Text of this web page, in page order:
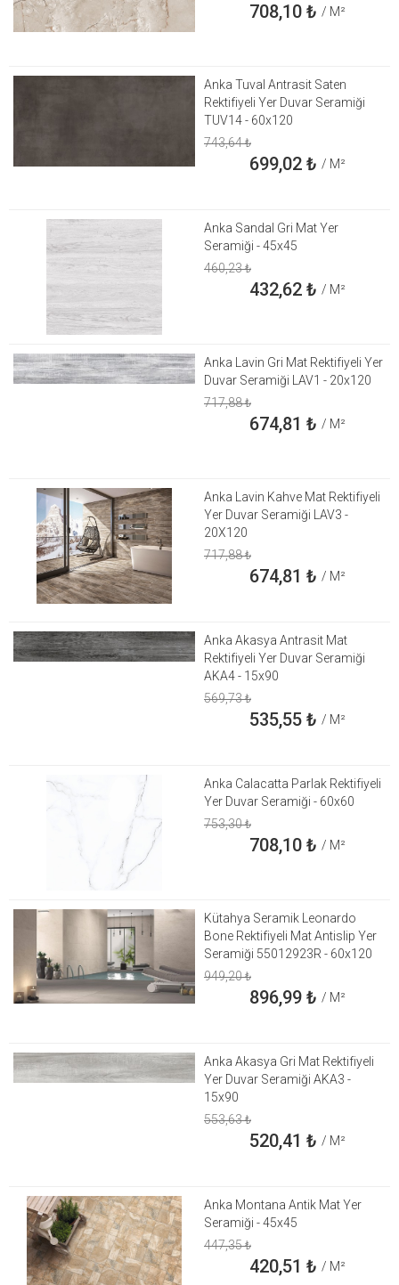
708,10₺ / M²
Anka Tuval Antrasit Saten
Rektifiyeli Yer Duvar Seramiği
TUV14 - 60x120
743,64₺
699,02₺ / M²
Anka Sandal Gri Mat Yer
Seramiği - 45x45
460,23₺
432,62₺ / M²
Anka Lavin Gri Mat Rektifiyeli Yer
Duvar Seramiği LAV1 - 20x120
717,88₺
674,81 ₺ / M²
Anka Lavin Kahve Mat Rektifiyeli
Yer Duvar Seramiği LAV3 -
20X120
717,88₺
674,81 ₺ / M²
Anka Akasya Antrasit Mat
Rektifiyeli Yer Duvar Seramiği
AKA4 - 15x90
569,73₺
535,55₺ / M²
Anka Calacatta Parlak Rektifiyeli
Yer Duvar Seramiği - 60x60
753,30₺
708,10₺ / M²
Kütahya Seramik Leonardo
Bone Rektifiyeli Mat Antislip Yer
Seramiği 55012923R - 60x120
949,20₺
896,99₺ / M²
Anka Akasya Gri Mat Rektifiyeli
Yer Duvar Seramiği AKA3 -
15x90
553,63₺
520,41 ₺ / M²
Anka Montana Antik Mat Yer
Seramiği - 45x45
447,35₺
420,51 ₺ / M²